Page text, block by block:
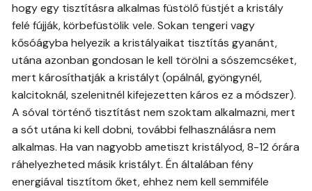
hogy egy tisztításra alkalmas füstölő füstjét a kristály
felé fújják, körbefüstölik vele. Sokan tengeri vagy
kősóágyba helyezik a kristályaikat tisztítás gyanánt,
utána azonban gondosan le kell törölni a sószemcséket,
mert károsíthatják a kristályt (opálnál, gyöngynél,
kalcitoknál, szelenitnél kifejezetten káros ez a módszer).
A sóval történő tisztítást nem szoktam alkalmazni, mert
a sót utána ki kell dobni, további felhasználásra nem
alkalmas. Ha van nagyobb ametiszt kristályod, 8-12 órára
ráhelyezheted másik kristályt. Én általában fény
energiával tisztítom őket, ehhez nem kell semmiféle